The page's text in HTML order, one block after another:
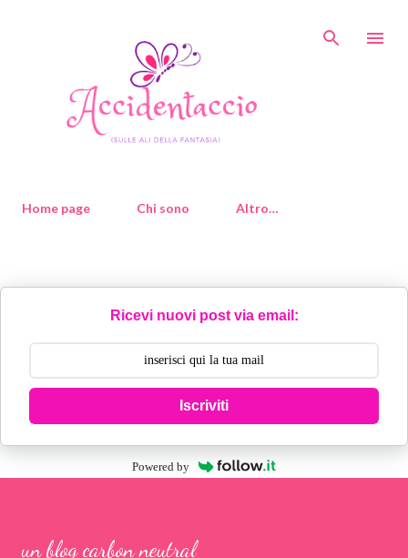
Home page Chi sono Altro…
Ricevi nuovi post via email:
Iscriviti
Powered by
un blog carbon neutral